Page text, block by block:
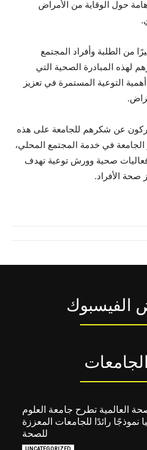
حول الوقاية من الأمراض
من الطلبة وأفراد المجتمع
لهذه المبادرة الصحية التي
التوعية المستمرة في تعزيز
عن شكرهم للجامعة على هذه
الجامعة في خدمة المجتمع المحلي،
صحية وورش توعية تهدف
صحة الأفراد.
الفيسبوك
العالمية تطرح جامعة العلوم
نموذجًا رائدًا للجامعات المعززة
للصحة
UNCATEGORIZED